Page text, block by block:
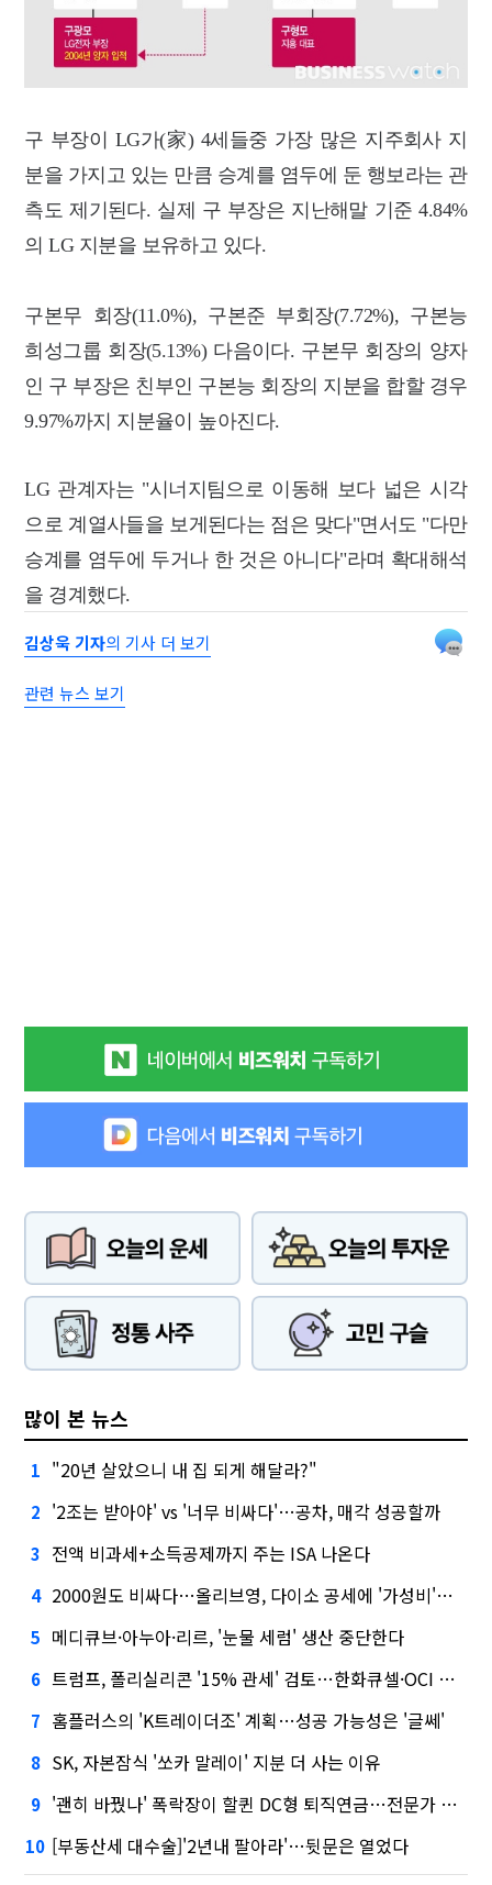
구 부장이 LG가(家) 4세들중 가장 많은 지주회사 지
분을 가지고 있는 만큼 승계를 염두에 둔 행보라는 관
측도 제기된다. 실제 구 부장은 지난해말 기준 4.84%
의 LG 지분을 보유하고 있다.
구본무 회장(11.0%), 구본준 부회장(7.72%), 구본능
희성그룹 회장(5.13%) 다음이다. 구본무 회장의 양자
인 구 부장은 친부인 구본능 회장의 지분을 합할 경우
9.97%까지 지분율이 높아진다.
LG 관계자는 "시너지팀으로 이동해 보다 넓은 시각
으로 계열사들을 보게된다는 점은 맞다"면서도 "다만
승계를 염두에 두거나 한 것은 아니다"라며 확대해석
을 경계했다.
김상욱 기자의 기사 더 보기
관련 뉴스 보기
많이 본 뉴스
1 "20년 살았으니 내 집 되게 해달라?"
2 '2조는 받아야' vs '너무 비싸다'…공차, 매각 성공할까
3 전액 비과세+소득공제까지 주는 ISA 나온다
4 2000원도 비싸다…올리브영, 다이소 공세에 '가성비'로 맞불
5 메디큐브·아누아·리르, '눈물 세럼' 생산 중단한다
6 트럼프, 폴리실리콘 '15% 관세' 검토…한화큐셀·OCI 영향은?
7 홈플러스의 'K트레이더조' 계획…성공 가능성은 '글쎄'
8 SK, 자본잠식 '쏘카 말레이' 지분 더 사는 이유
9 '괜히 바꿨나' 폭락장이 할퀸 DC형 퇴직연금…전문가 조언은
10 [부동산세 대수술]'2년내 팔아라'…뒷문은 열었다